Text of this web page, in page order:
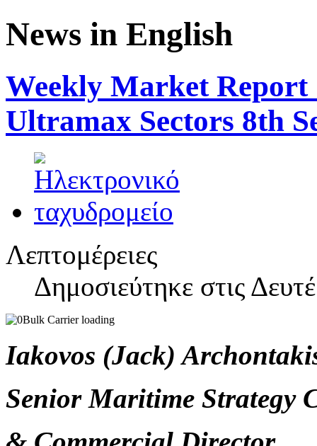
News in English
Weekly Market
Ultramax Sectors 8th
Λεπτομέρειες
Δημοσιεύτηκε στις
Iakovos (Jack)
Senior Maritime Strategy